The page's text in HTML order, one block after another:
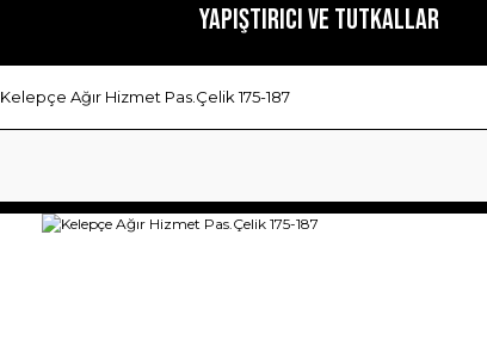
YAPIŞTIRICI ve TUTKALLAR
Kelepçe Ağır Hizmet Pas.Çelik 175-187